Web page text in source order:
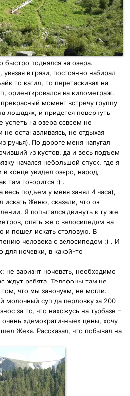
быстро поднялся на озера.
в грязи, постоянно набирал
то катил, то перетаскивал на
ориентировался на километраж.
момент встречу группу
лошадях, и придется повернуть
успеть на озера совсем не
не останавливаясь, не отдыхая
ручья). По дороге меня напугал
из кустов, да и весь подъем
начался небольшой спуск, где я
конце увидел озеро, народ,
там говорится :) .
весь подъем у меня занял 4 часа),
искать Женю, сказали, что он
Я попытался двинуть в ту же
опять же с велосипедом на
и пошел искать столовую. В
человека с велосипедом :) . И
ночевки, в какой-то
не вариант ночевать, необходимо
ждут ребята. Телефоны там не
что мы заночуем, не могли.
молочный суп да перловку за 200
за то, что нахожусь на турбазе –
«демократичные» цены, хочу
Жека. Рассказал, что побывал на